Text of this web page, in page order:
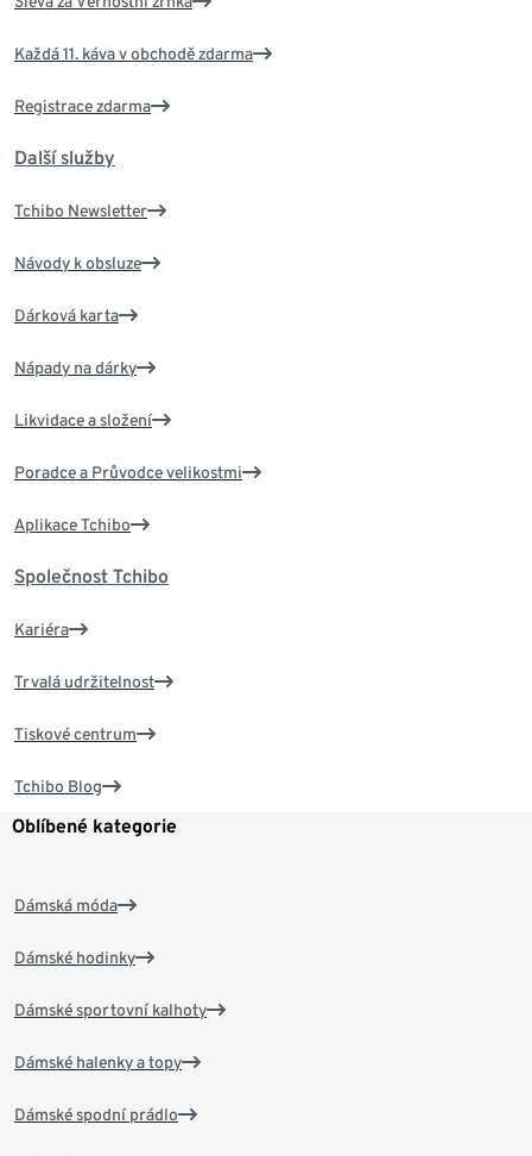
Každá 11. káva v obchodě zdarma
Registrace zdarma
Další služby
Tchibo Newsletter
Návody k obsluze
Dárková karta
Nápady na dárky
Likvidace a složení
Poradce a Průvodce velikostmi
Aplikace Tchibo
Společnost Tchibo
Kariéra
Trvalá udržitelnost
Tiskové centrum
Tchibo Blog
Oblíbené kategorie
Dámská móda
Dámské hodinky
Dámské sportovní kalhoty
Dámské halenky a topy
Dámské spodní prádlo